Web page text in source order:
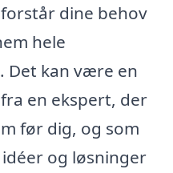
dine behov
hele
Det kan være en
en ekspert, der
før dig, og som
og løsninger